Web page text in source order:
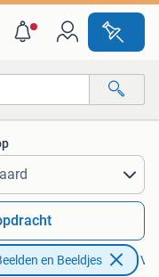
en Beeldjes